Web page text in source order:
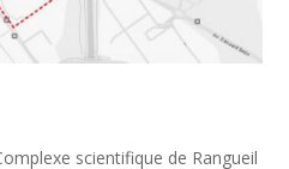
scientifique de Rangueil